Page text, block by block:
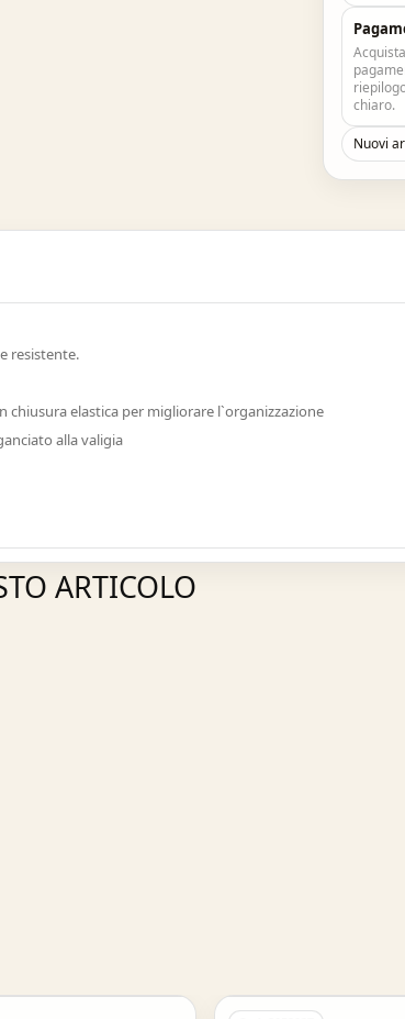
chiaro.
Nuovi
resistente.
chiusura elastica per migliorare l`organizzazione
alla valigia
ARTICOLO